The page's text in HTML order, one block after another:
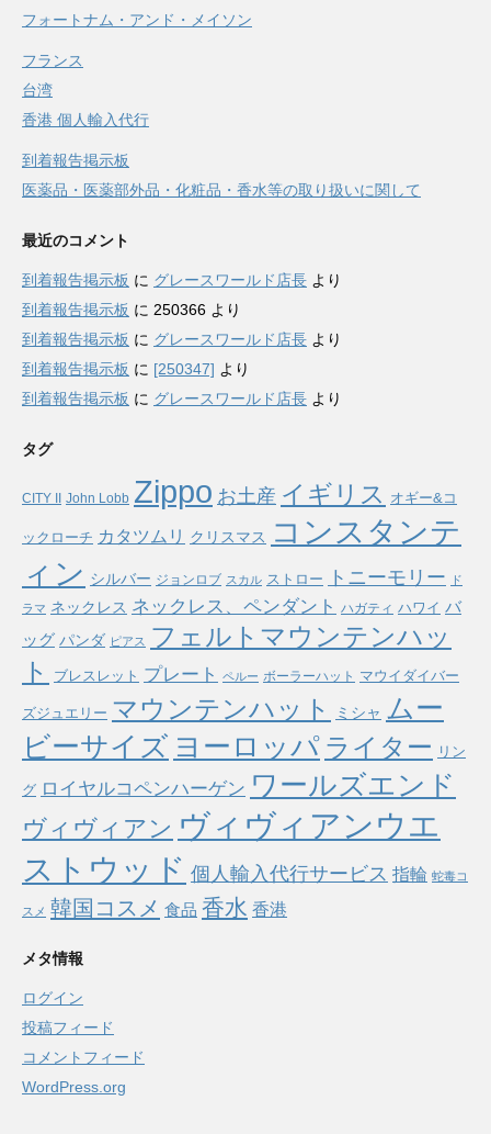
フォートナム・アンド・メイソン
フランス
台湾
香港 個人輸入代行
到着報告掲示板
医薬品・医薬部外品・化粧品・香水等の取り扱いに関して
最近のコメント
到着報告掲示板 に グレースワールド店長 より
到着報告掲示板 に 250366 より
到着報告掲示板 に グレースワールド店長 より
到着報告掲示板 に [250347] より
到着報告掲示板 に グレースワールド店長 より
タグ
CITY II John Lobb Zippo お土産 イギリス オギー&コ
ックローチ カタツムリ クリスマス
コンスタンテ
ィン シルバー ジョンロブ スカル ストロー トニーモリー ド
ラマ ネックレス ネックレス、ペンダント ハガティ ハワイ バ
ッグ パンダ ピアス
フェルトマウンテンハッ
ト
ブレスレット プレート ペルー ボーラーハット マウイダイバー
ズジュエリー マウンテンハット ミシャ ムー
ビーサイズ ヨーロッパ ライター リン
グ ロイヤルコペンハーゲン ワールズエンド
ヴィヴィアン ヴィヴィアンウエ
ストウッド 個人輸入代行サービス 指輪 蛇毒コ
スメ 韓国コスメ 食品 香水 香港
メタ情報
ログイン
投稿フィード
コメントフィード
WordPress.org